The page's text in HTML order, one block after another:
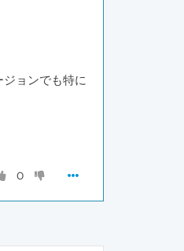
ョンでも特に
0